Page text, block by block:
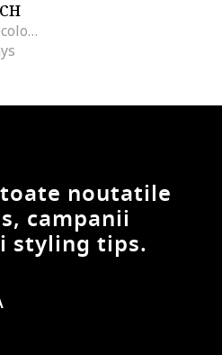
Blugi evazati cu aspect decolorat, Albastru prafuit
noutatile
campanii
styling tips.